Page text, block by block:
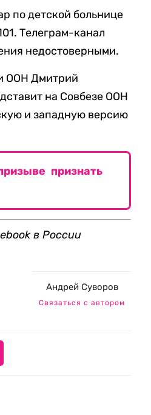
по детской больнице
Телеграм-канал
недостоверными.
ООН Дмитрий
на Совбезе ООН
и западную версию
признать
в России
Андрей Суворов
Связаться с автором